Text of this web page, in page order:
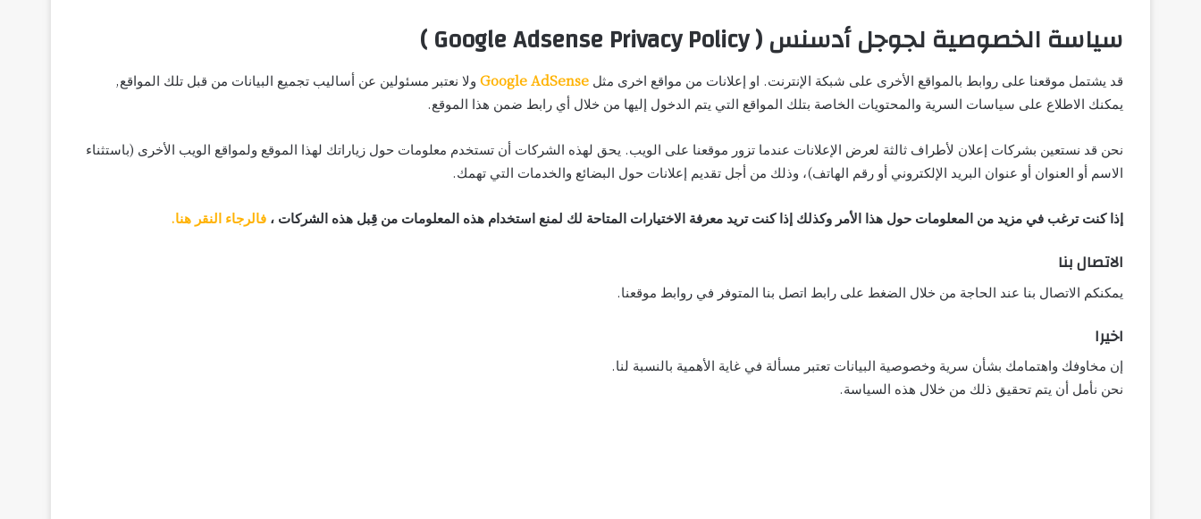
سياسة الخصوصية لجوجل أدسنس ( Google Adsense Privacy Policy )
قد يشتمل موقعنا على روابط بالمواقع الأخرى على شبكة الإنترنت. او إعلانات من مواقع اخرى مثل Google AdSense ولا نعتبر مسئولين عن أساليب تجميع البيانات من قبل تلك المواقع,
يمكنك الاطلاع على سياسات السرية والمحتويات الخاصة بتلك المواقع التي يتم الدخول إليها من خلال أي رابط ضمن هذا الموقع.
نحن قد نستعين بشركات إعلان لأطراف ثالثة لعرض الإعلانات عندما تزور موقعنا على الويب. يحق لهذه الشركات أن تستخدم معلومات حول زياراتك لهذا الموقع ولمواقع الويب الأخرى (باستثناء
الاسم أو العنوان أو عنوان البريد الإلكتروني أو رقم الهاتف)، وذلك من أجل تقديم إعلانات حول البضائع والخدمات التي تهمك.
إذا كنت ترغب في مزيد من المعلومات حول هذا الأمر وكذلك إذا كنت تريد معرفة الاختيارات المتاحة لك لمنع استخدام هذه المعلومات من قِبل هذه الشركات ، فالرجاء النقر هنا.
الاتصال بنا
يمكنكم الاتصال بنا عند الحاجة من خلال الضغط على رابط اتصل بنا المتوفر في روابط موقعنا.
اخيرا
إن مخاوفك واهتمامك بشأن سرية وخصوصية البيانات تعتبر مسألة في غاية الأهمية بالنسبة لنا.
نحن نأمل أن يتم تحقيق ذلك من خلال هذه السياسة.